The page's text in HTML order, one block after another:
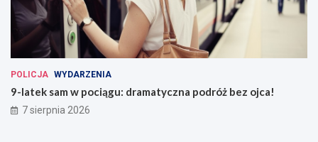
POLICJA WYDARZENIA
9-latek sam w pociągu: dramatyczna podróż bez ojca!
7 sierpnia 2026